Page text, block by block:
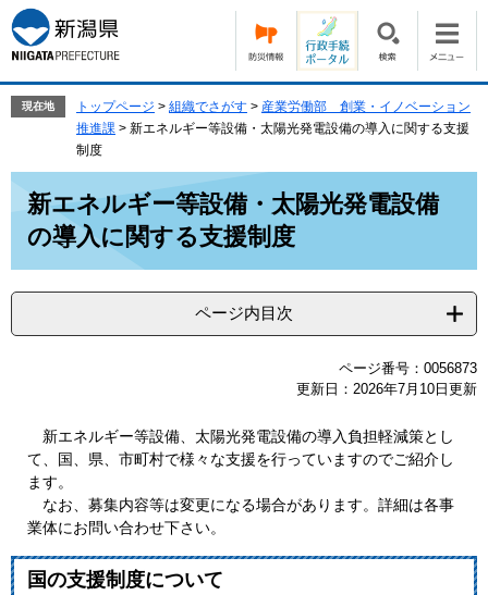
ー
ジ
の
す。
ニ
ュ
ー
し
現在地 トップページ > 組織でさがす > 産業労働部 創業・イノベーション
推進課 > 新エネルギー等設備・太陽光発電設備の導入に関する支援
制度
新エネルギー等設備・太陽光発電設備
の導入に関する支援制度
ページ内目次
ページ番号：0056873
更新日：2026年7月10日更新
新エネルギー等設備、太陽光発電設備の導入負担軽減策とし
て、国、県、市町村で様々な支援を行っていますのでご紹介し
ます。
なお、募集内容等は変更になる場合があります。詳細は各事
業体にお問い合わせ下さい。
国の支援制度について